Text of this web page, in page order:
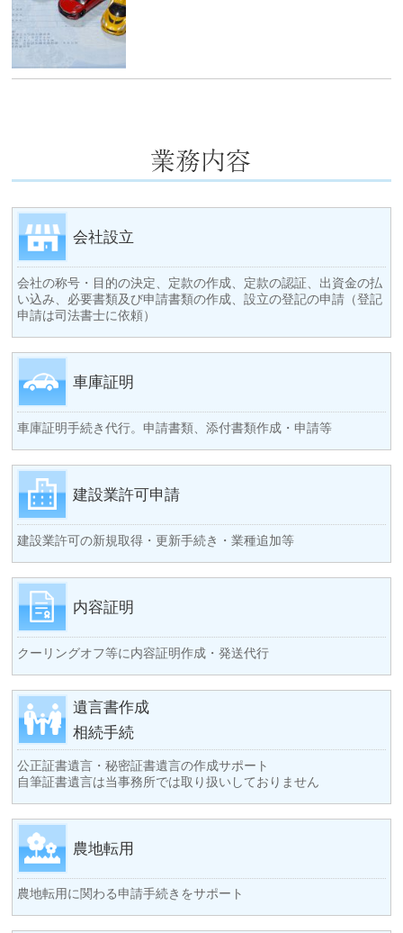
会社設立
会社の称号・目的の決定、定款の作成、定款の認証、出資金の払
い込み、必要書類及び申請書類の作成、設立の登記の申請（登記
申請は司法書士に依頼）
車庫証明
車庫証明手続き代行。申請書類、添付書類作成・申請等
建設業許可申請
建設業許可の新規取得・更新手続き・業種追加等
内容証明
クーリングオフ等に内容証明作成・発送代行
遺言書作成
相続手続
公正証書遺言・秘密証書遺言の作成サポート
自筆証書遺言は当事務所では取り扱いしておりません
農地転用
農地転用に関わる申請手続きをサポート